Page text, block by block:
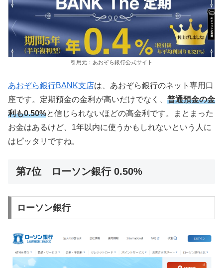
引用元：あおぞら銀行公式サイト
あおぞら銀行BANK支店は、あおぞら銀行のネット専用口
座です。定期預金の金利が高いだけでなく、 普通預金の金
利も0.50%と信じられないほどの高金利です。まとまった
お金はあるけど、1年以内に使うかもしれないという人に
はピッタリですね。
第7位 ローソン銀行 0.50%
ローソン銀行